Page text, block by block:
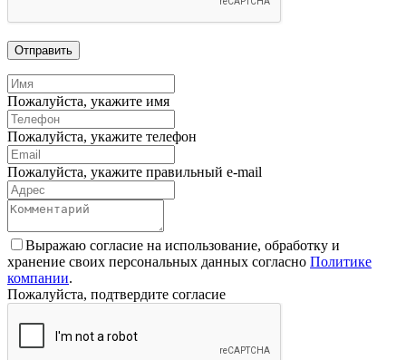
Отправить
Пожалуйста, укажите имя
Пожалуйста, укажите телефон
Пожалуйста, укажите правильный e-mail
Выражаю согласие на использование, обработку и
хранение своих персональных данных согласно Политике
компании.
Пожалуйста, подтвердите согласие